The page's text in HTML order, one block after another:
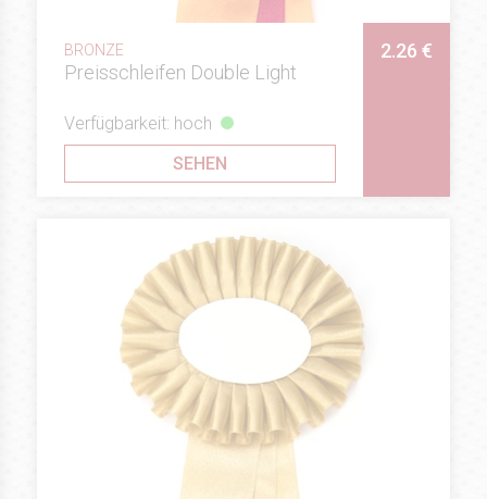
BRONZE
Preisschleifen Double Light
2.26 €
Verfügbarkeit: hoch
SEHEN